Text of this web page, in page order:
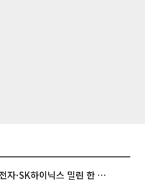
[베스트&워스트] 삼성전자·SK하이닉스 밀린 한 주…상상인증권은 85% 급등